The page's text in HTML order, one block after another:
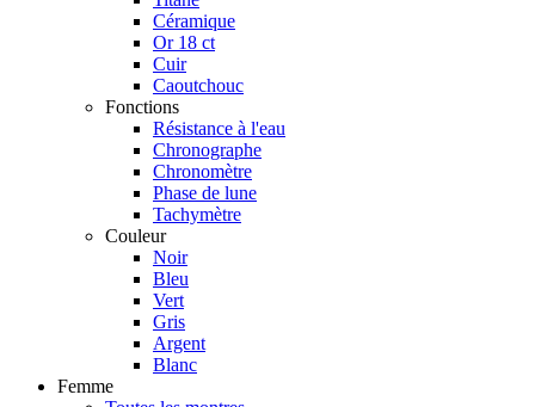
Céramique
Or 18 ct
Cuir
Caoutchouc
Fonctions
Résistance à l'eau
Chronographe
Chronomètre
Phase de lune
Tachymètre
Couleur
Noir
Bleu
Vert
Gris
Argent
Blanc
Femme